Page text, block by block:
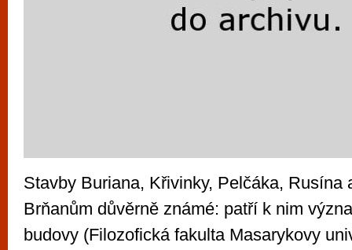
Stavby Buriana, Křivinky, Pelčáka, Rusína
Brňanům důvěrně známé: patří k nim
budovy (Filozofická fakulta Masarykovy